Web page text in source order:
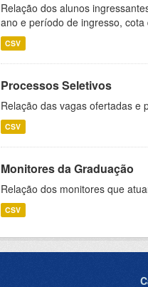
Relação dos alunos
ano e período de ingresso,
CSV
Processos Seletivos
Relação das vagas ofertadas e
CSV
Monitores da Graduação
Relação dos monitores que
CSV